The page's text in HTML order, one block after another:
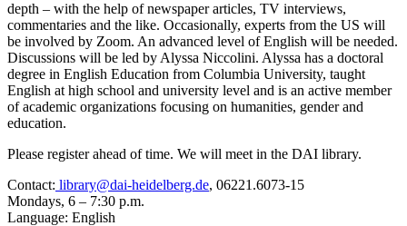
depth – with the help of newspaper articles, TV interviews,
commentaries and the like. Occasionally, experts from the US will
be involved by Zoom. An advanced level of English will be needed.
Discussions will be led by Alyssa Niccolini. Alyssa has a doctoral
degree in English Education from Columbia University, taught
English at high school and university level and is an active member
of academic organizations focusing on humanities, gender and
education.
Please register ahead of time. We will meet in the DAI library.
Contact: library@dai-heidelberg.de, 06221.6073-15
Mondays, 6 – 7:30 p.m.
Language: English